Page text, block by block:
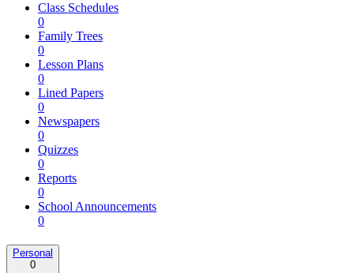
Class Schedules
0
Family Trees
0
Lesson Plans
0
Lined Papers
0
Newspapers
0
Quizzes
0
Reports
0
School Announcements
0
Personal
0